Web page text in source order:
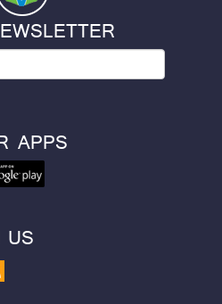
APPS
US